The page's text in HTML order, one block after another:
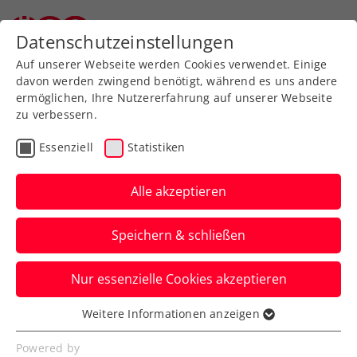
Aktuelle News
News filtern
Datenschutzeinstellungen
Auf unserer Webseite werden Cookies verwendet. Einige
davon werden zwingend benötigt, während es uns andere
ermöglichen, Ihre Nutzererfahrung auf unserer Webseite
zu verbessern.
Essenziell Statistiken
Alle akzeptieren
Speichern & schließen
Nur essenzielle Cookies akzeptieren
Essenziell
Essenzielle Cookies werden für grundlegende
Weitere Informationen anzeigen
Powered by